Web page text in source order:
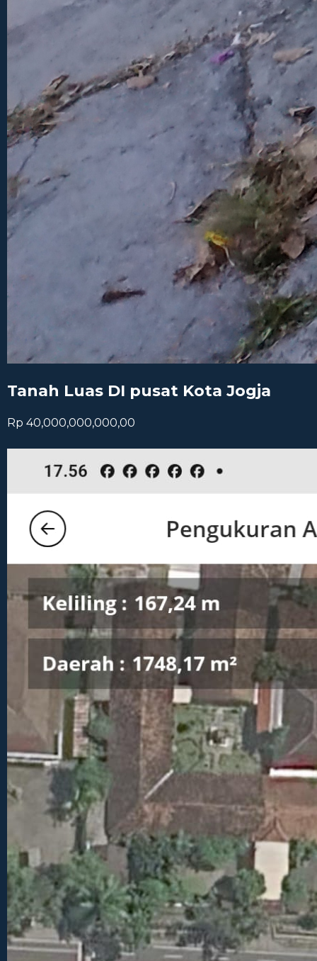
Tanah Luas DI pusat Kota Jogja
Rp 40,000,000,000,00